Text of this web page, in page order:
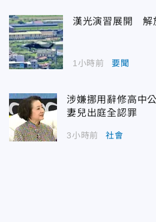
漢光演習展開 解
1小時前 要聞
涉嫌挪用辭修高中
妻兒出庭全認罪
3小時前 社會